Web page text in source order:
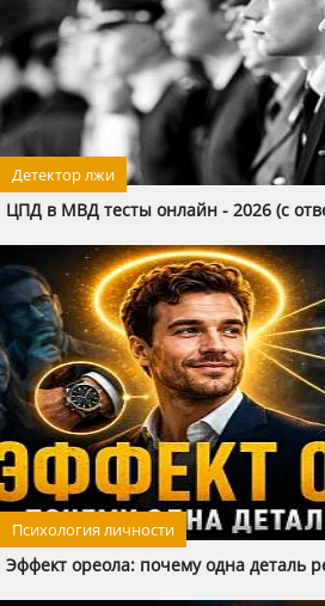
Детектор лжи
ЦПД в МВД тесты онлайн - 2026 (с
Психология личности
Эффект ореола: почему одна деталь